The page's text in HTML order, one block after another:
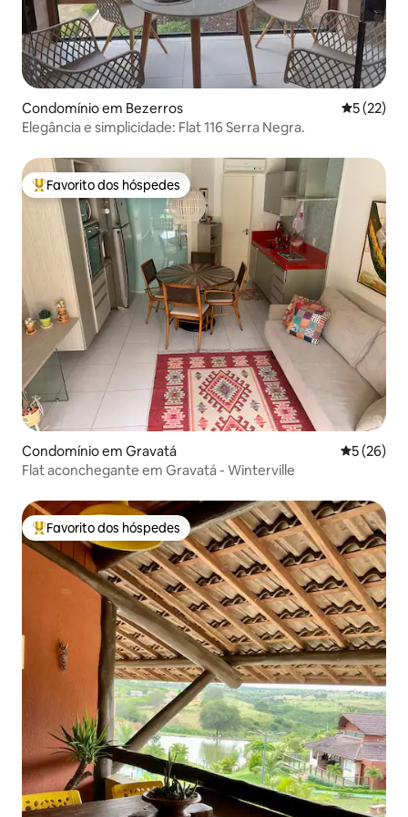
Condomínio em Bezerros
5 (22)
Elegância e simplicidade: Flat 116 Serra Negra.
Favoritos dos hóspedes mais apreciados
Favorito dos hóspedes
Condomínio em Gravatá
5 (26)
Flat aconchegante em Gravatá - Winterville
Favoritos dos hóspedes mais apreciados
Favorito dos hóspedes